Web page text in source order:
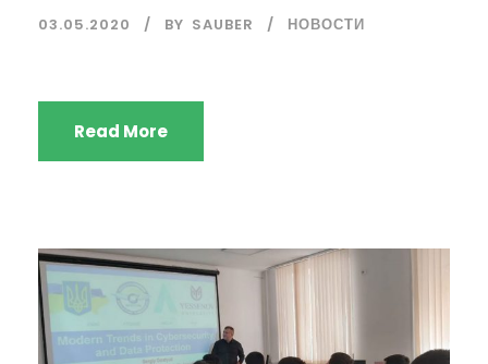
03.05.2020 BY SAUBER НОВОСТИ
Read More